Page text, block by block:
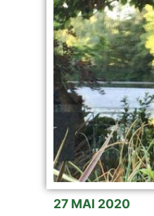
27 MAI 2020